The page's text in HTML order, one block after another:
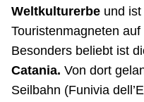
Weltkulturerbe und
Touristenmagneten auf
Besonders beliebt ist
Catania. Von dort
Seilbahn (Funivia